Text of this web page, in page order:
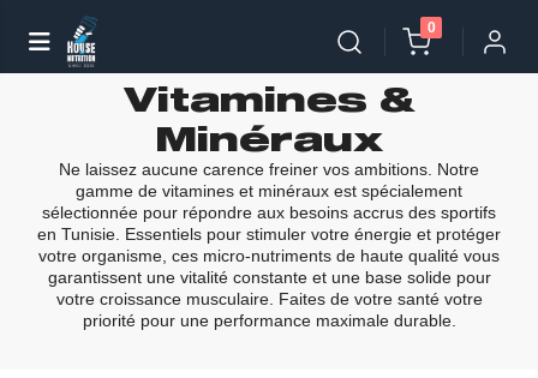
0
Vitamines &
Minéraux
Ne laissez aucune carence freiner vos ambitions. Notre
gamme de vitamines et minéraux est spécialement
sélectionnée pour répondre aux besoins accrus des sportifs
en Tunisie. Essentiels pour stimuler votre énergie et protéger
votre organisme, ces micro-nutriments de haute qualité vous
garantissent une vitalité constante et une base solide pour
votre croissance musculaire. Faites de votre santé votre
priorité pour une performance maximale durable.